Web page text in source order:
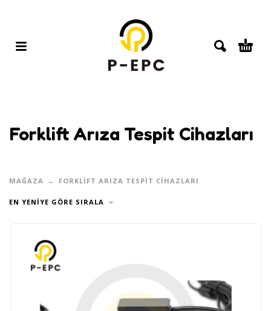
Forklift Arıza Tespit Cihazları
MAĞAZA FORKLIFT ARIZA TESPIT CIHAZLARI
EN YENIYE GÖRE SIRALA